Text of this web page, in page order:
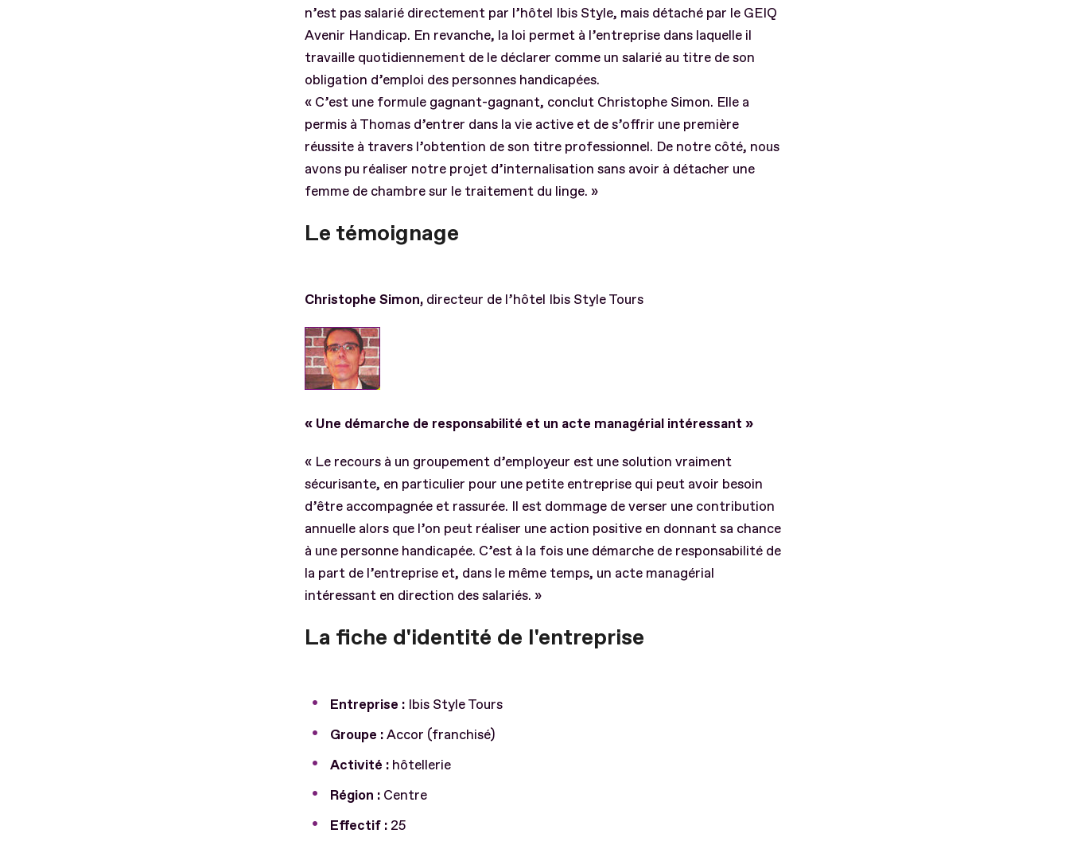
n’est pas salarié directement par l’hôtel Ibis Style, mais détaché par le GEIQ
Avenir Handicap. En revanche, la loi permet à l’entreprise dans laquelle il
travaille quotidiennement de le déclarer comme un salarié au titre de son
obligation d’emploi des personnes handicapées.
« C’est une formule gagnant-gagnant, conclut Christophe Simon. Elle a
permis à Thomas d’entrer dans la vie active et de s’offrir une première
réussite à travers l’obtention de son titre professionnel. De notre côté, nous
avons pu réaliser notre projet d’internalisation sans avoir à détacher une
femme de chambre sur le traitement du linge. »
Le témoignage
Christophe Simon, directeur de l’hôtel Ibis Style Tours
« Une démarche de responsabilité et un acte managérial intéressant »
« Le recours à un groupement d’employeur est une solution vraiment
sécurisante, en particulier pour une petite entreprise qui peut avoir besoin
d’être accompagnée et rassurée. Il est dommage de verser une contribution
annuelle alors que l’on peut réaliser une action positive en donnant sa chance
à une personne handicapée. C’est à la fois une démarche de responsabilité de
la part de l’entreprise et, dans le même temps, un acte managérial
intéressant en direction des salariés. »
La fiche d'identité de l'entreprise
Entreprise : Ibis Style Tours
Groupe :Accor (franchisé)
Activité : hôtellerie
Région : Centre
Effectif : 25